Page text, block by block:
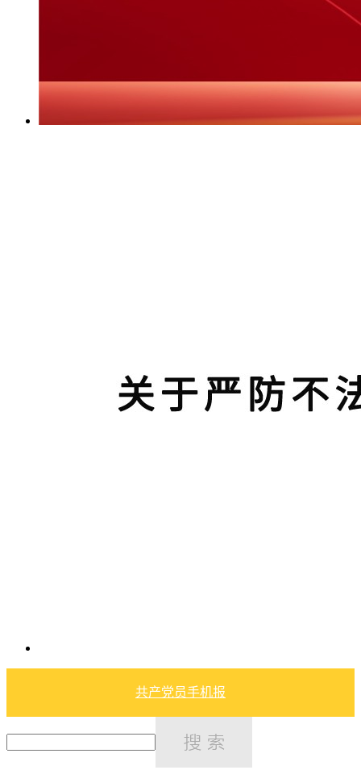
共产党员手机报